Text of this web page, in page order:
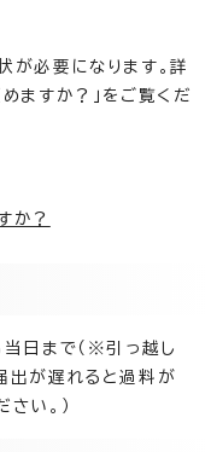
が必要になります。詳
ますか？」をご覧くだ
か？
日まで（※引っ越し
出が遅れると過料が
い。）